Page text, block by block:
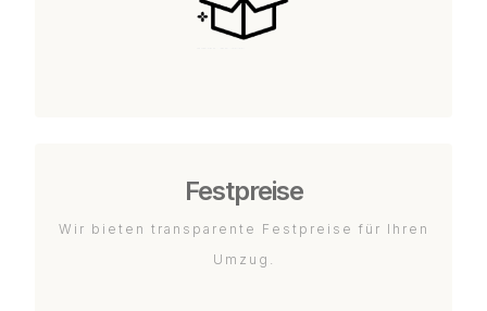
Festpreise
Wir bieten transparente Festpreise für Ihren
Umzug.